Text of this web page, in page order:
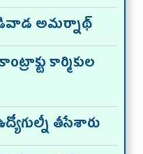
అమర్నాథ్
కార్మికుల
తీసేశారు